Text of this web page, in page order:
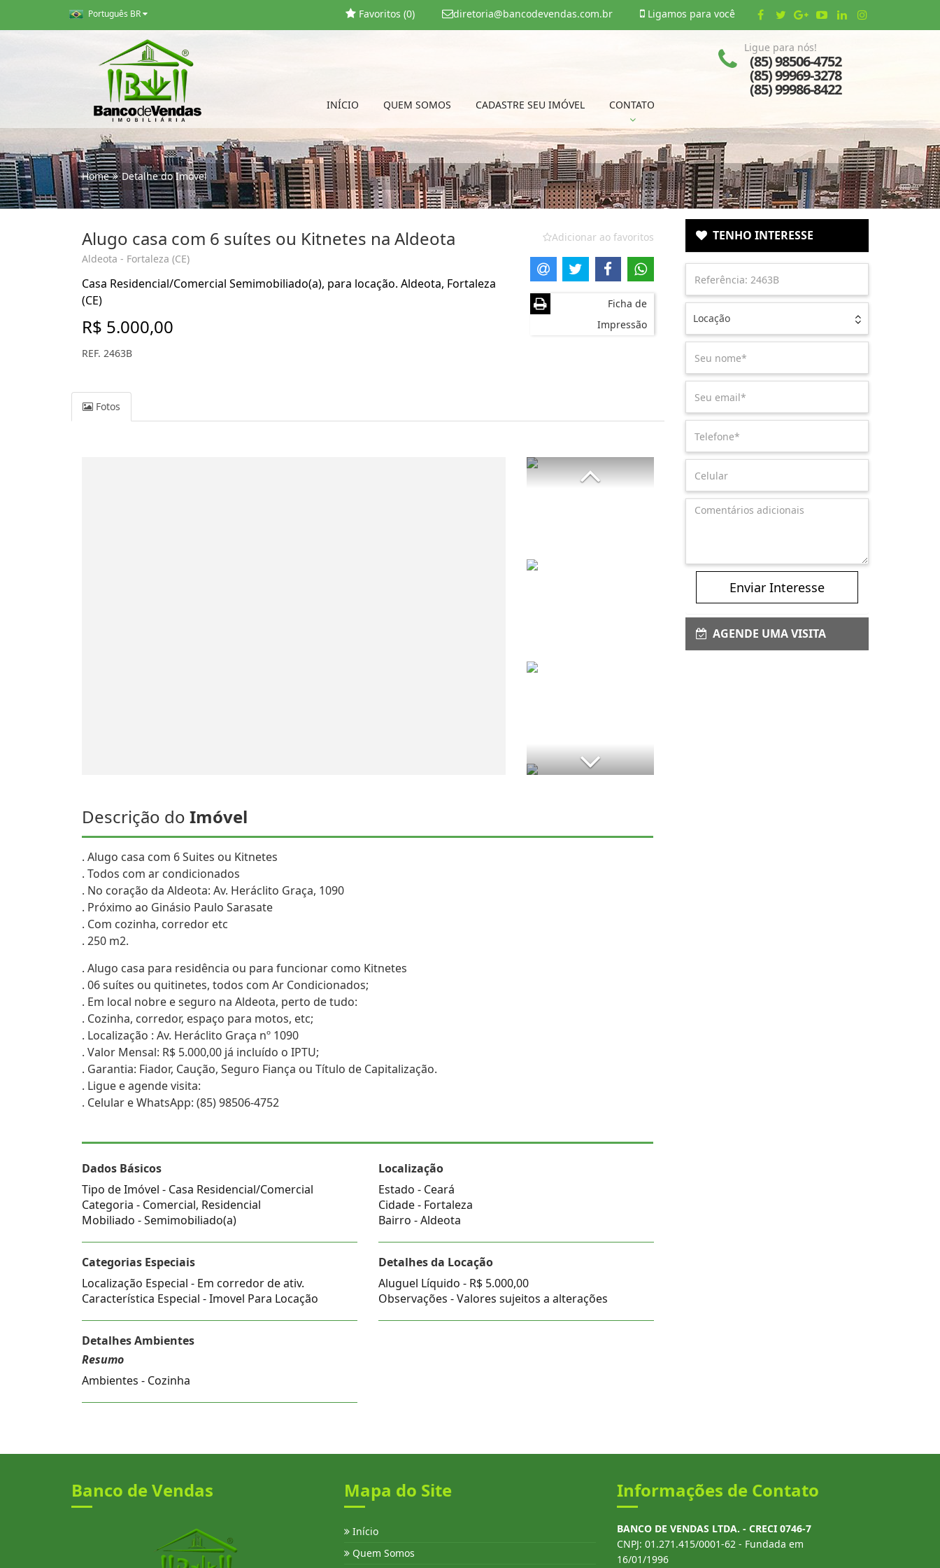
Português BR Ligamos para você
diretoria@bancodevendas.com.br
Favoritos (0)
INÍCIO QUEM SOMOS CADASTRE SEU IMÓVEL CONTATO
Ligue para nós!
(85) 98506-4752
(85) 99969-3278
(85) 99986-8422
Home Detalhe do Imóvel
Alugo casa com 6 suítes ou Kitnetes na Aldeota
Aldeota - Fortaleza (CE)
Casa Residencial/Comercial Semimobiliado(a), para locação. Aldeota, Fortaleza
(CE)
R$ 5.000,00
REF. 2463B
Adicionar ao favoritos
Ficha de
Impressão
Fotos
Descrição do Imóvel
. Alugo casa com 6 Suites ou Kitnetes
. Todos com ar condicionados
. No coração da Aldeota: Av. Heráclito Graça, 1090
. Próximo ao Ginásio Paulo Sarasate
. Com cozinha, corredor etc
. 250 m2.
. Alugo casa para residência ou para funcionar como Kitnetes
. 06 suítes ou quitinetes, todos com Ar Condicionados;
. Em local nobre e seguro na Aldeota, perto de tudo:
. Cozinha, corredor, espaço para motos, etc;
. Localização : Av. Heráclito Graça nº 1090
. Valor Mensal: R$ 5.000,00 já incluído o IPTU;
. Garantia: Fiador, Caução, Seguro Fiança ou Título de Capitalização.
. Ligue e agende visita:
. Celular e WhatsApp: (85) 98506-4752
Dados Básicos
Tipo de Imóvel - Casa Residencial/Comercial
Categoria - Comercial, Residencial
Mobiliado - Semimobiliado(a)
Categorias Especiais
Localização Especial - Em corredor de ativ.
Característica Especial - Imovel Para Locação
Detalhes Ambientes
Resumo
Ambientes - Cozinha
Localização
Estado - Ceará
Cidade - Fortaleza
Bairro -Aldeota
Detalhes da Locação
Aluguel Líquido - R$ 5.000,00
Observações - Valores sujeitos a alterações
TENHO INTERESSE
Locação
Enviar Interesse
AGENDE UMA VISITA
Banco de Vendas Mapa do Site
Início
Quem Somos
Informações de Contato
BANCO DE VENDAS LTDA. - CRECI 0746-7
CNPJ: 01.271.415/0001-62 - Fundada em
16/01/1996